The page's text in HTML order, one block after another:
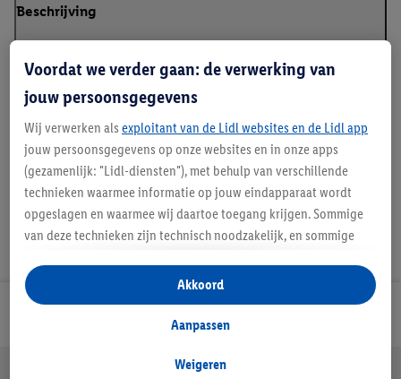
Beschrijving
Klanteninformatie over batterijen Europese
Batterijenverordening
Jouw voordelen bij ons als Lidl webshop klant
Voordat we verder gaan: de verwerking van
jouw persoonsgegevens
Wij verwerken als exploitant van de Lidl websites en de Lidl app
jouw persoonsgegevens op onze websites en in onze apps
(gezamenlijk: "Lidl-diensten"), met behulp van verschillende
technieken waarmee informatie op jouw eindapparaat wordt
opgeslagen en waarmee wij daartoe toegang krijgen. Sommige
van deze technieken zijn technisch noodzakelijk, en sommige
opslaan van voorkeursinstellingen, het verzamelen en
analyseren van statistieken of voor het tonen van
gepersonaliseerde reclame binnen en buiten de Lidl-diensten.
gegevens over jouw aankoopgedrag in de winkel ook voor de
Weigeren
Aanpassen
Akkoord